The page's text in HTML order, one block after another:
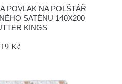
POVLAK NA POLŠTÁŘ
SATÉNU 140X200
KINGS
Kč